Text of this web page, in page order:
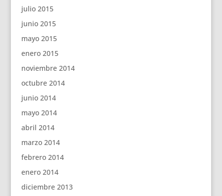
julio 2015
junio 2015
mayo 2015
enero 2015
noviembre 2014
octubre 2014
junio 2014
mayo 2014
abril 2014
marzo 2014
febrero 2014
enero 2014
diciembre 2013